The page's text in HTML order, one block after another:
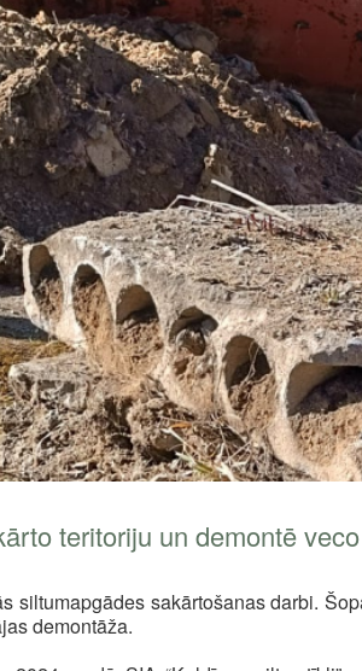
teritoriju un demontē
siltumapgādes sakārtošanas darbi.
demontāža.